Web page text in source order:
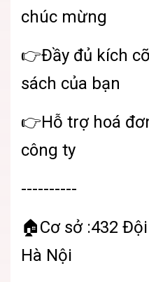
chúc mừng
👉Đầy đủ kích
sách của bạn
👉Hỗ trợ hoá
công ty
----------
🏠Cơ sở :432
Hà Nội